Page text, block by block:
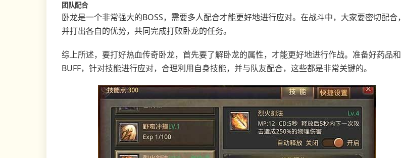
团队配合
卧龙是一个非常强大的BOSS，需要多人配合才能更好地进行应对。在战斗中，大家要密切配合，
并打出各自的优势，共同完成打败卧龙的任务。
综上所述，要打好热血传奇卧龙，首先要了解卧龙的属性，才能更好地进行作战。准备好药品和
BUFF，针对技能进行应对，合理利用自身技能，并与队友配合，这些都是非常关键的。